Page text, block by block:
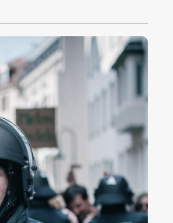
macht sich die
die Motive für Davids
Zufällig erfährt
Sohnes, dass er in
aktiv ist. Kristin
einigem Zögern
vor Glück
fast alle sozialen
zu chatten, dass
verlieben…